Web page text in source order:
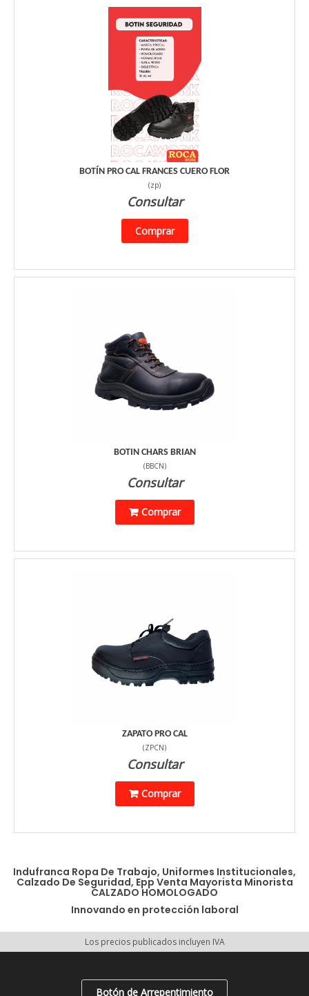
BOTÍN PRO CAL FRANCES CUERO FLOR
(zp)
Consultar
Comprar
BOTIN CHARS BRIAN
(BBCN)
Consultar
Comprar
ZAPATO PRO CAL
(ZPCN)
Consultar
Comprar
Indufranca Ropa De Trabajo, Uniformes Institucionales,
Calzado De Seguridad, Epp Venta Mayorista Minorista
CALZADO HOMOLOGADO
Innovando en protección laboral
Los precios publicados incluyen IVA
Botón de Arrepentimiento